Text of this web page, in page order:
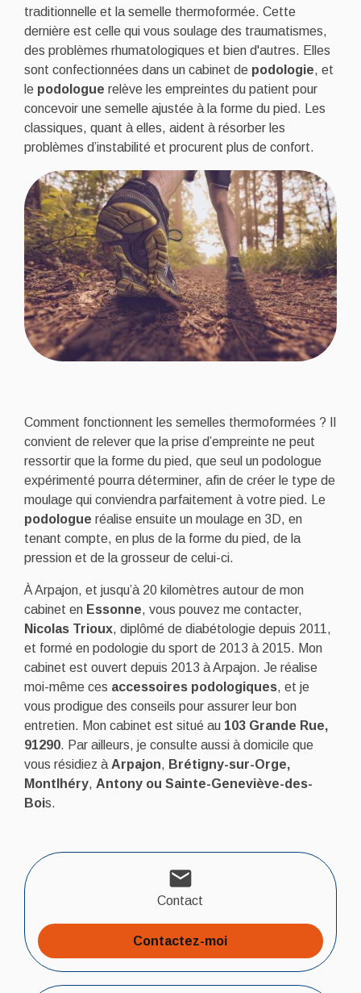
traditionnelle et la semelle thermoformée. Cette
dernière est celle qui vous soulage des traumatismes,
des problèmes rhumatologiques et bien d'autres. Elles
sont confectionnées dans un cabinet de podologie, et
le podologue relève les empreintes du patient pour
concevoir une semelle ajustée à la forme du pied. Les
classiques, quant à elles, aident à résorber les
problèmes d’instabilité et procurent plus de confort.
Comment fonctionnent les semelles thermoformées ? Il
convient de relever que la prise d’empreinte ne peut
ressortir que la forme du pied, que seul un podologue
expérimenté pourra déterminer, afin de créer le type de
moulage qui conviendra parfaitement à votre pied. Le
podologue réalise ensuite un moulage en 3D, en
tenant compte, en plus de la forme du pied, de la
pression et de la grosseur de celui-ci.
À Arpajon, et jusqu’à 20 kilomètres autour de mon
cabinet en Essonne, vous pouvez me contacter,
Nicolas Trioux, diplômé de diabétologie depuis 2011,
et formé en podologie du sport de 2013 à 2015. Mon
cabinet est ouvert depuis 2013 à Arpajon. Je réalise
moi-même ces accessoires podologiques, et je
vous prodigue des conseils pour assurer leur bon
entretien. Mon cabinet est situé au 103 Grande Rue,
91290. Par ailleurs, je consulte aussi à domicile que
vous résidiez à Arpajon, Brétigny-sur-Orge,
Montlhéry, Antony ou Sainte-Geneviève-des-
Bois.
mail
Contact
Contactez-moi